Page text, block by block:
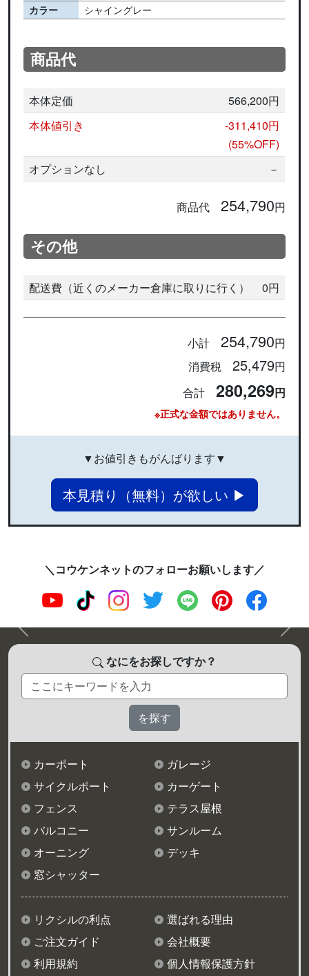
カラー
シャイングレー
商品代
本体定価
566,200円
本体値引き
-311,410円
(55%OFF)
オプションなし
－
商品代 254,790円
その他
配送費（近くのメーカー倉庫に取りに行く） 0円
小計 254,790円
消費税 25,479円
合計 280,269円
※正式な金額ではありません。
▼お値引きもがんばります▼
本見積り（無料）が欲しい ▶
＼コウケンネットのフォローお願いします／
前へ
次へ
なにをお探しですか？
カーポート
ガレージ
サイクルポート
カーゲート
フェンス
テラス屋根
バルコニー
サンルーム
オーニング
デッキ
窓シャッター
リクシルの利点
選ばれる理由
ご注文ガイド
会社概要
利用規約
個人情報保護方針